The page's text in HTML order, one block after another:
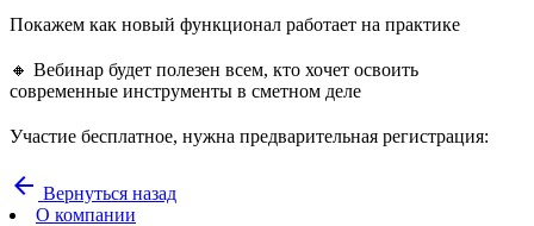
Покажем как новый функционал работает на практике
🔸 Вебинар будет полезен всем, кто хочет освоить
современные инструменты в сметном деле
Участие бесплатное, нужна предварительная регистрация:
arrow_back Вернуться назад
О компании